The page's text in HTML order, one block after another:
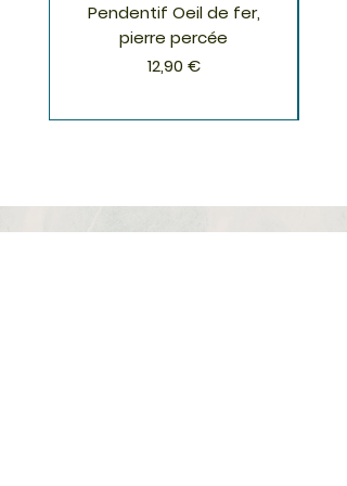
Pendentif Oeil de fer,
pierre percée
Prix
12,90 €
S'inscrire à la Newsletter